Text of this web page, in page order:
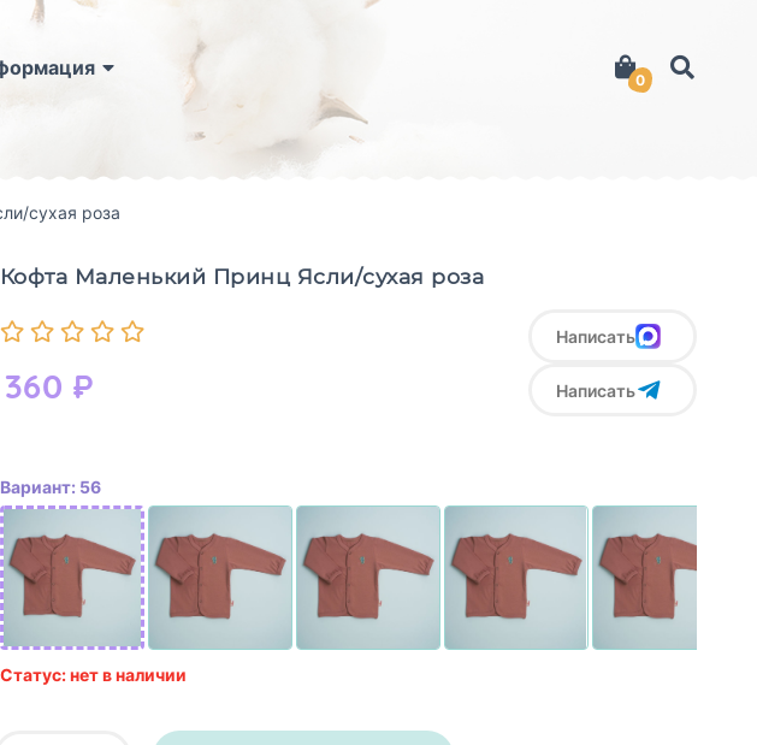
0
сухая роза
Кофта Маленький Принц Ясли/сухая роза
360 ₽
Написать
Написать
Вариант: 56
Статус: нет в наличии